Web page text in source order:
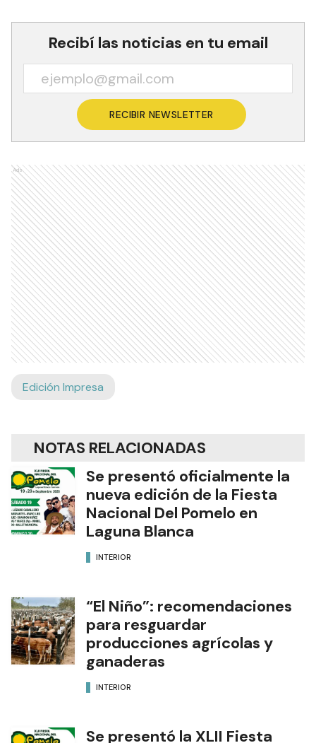
Recibí las noticias en tu email
RECIBIR NEWSLETTER
Ads
Edición Impresa
NOTAS RELACIONADAS
Se presentó oficialmente la
nueva edición de la Fiesta
Nacional Del Pomelo en
Laguna Blanca
INTERIOR
“El Niño”: recomendaciones
para resguardar
producciones agrícolas y
ganaderas
INTERIOR
Se presentó la XLII Fiesta